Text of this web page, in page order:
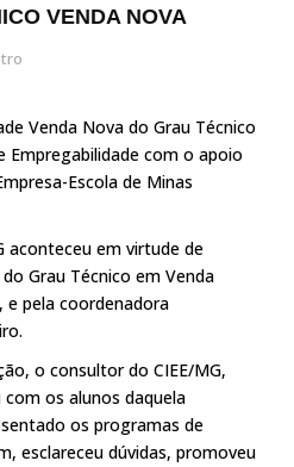
VENDA NOVA
Venda Nova do Grau Técnico
Empregabilidade com o apoio
Escola de Minas
aconteceu em virtude de
Grau Técnico em Venda
e pela coordenadora
o consultor do CIEE/MG,
os alunos daquela
os programas de
esclareceu dúvidas, promoveu